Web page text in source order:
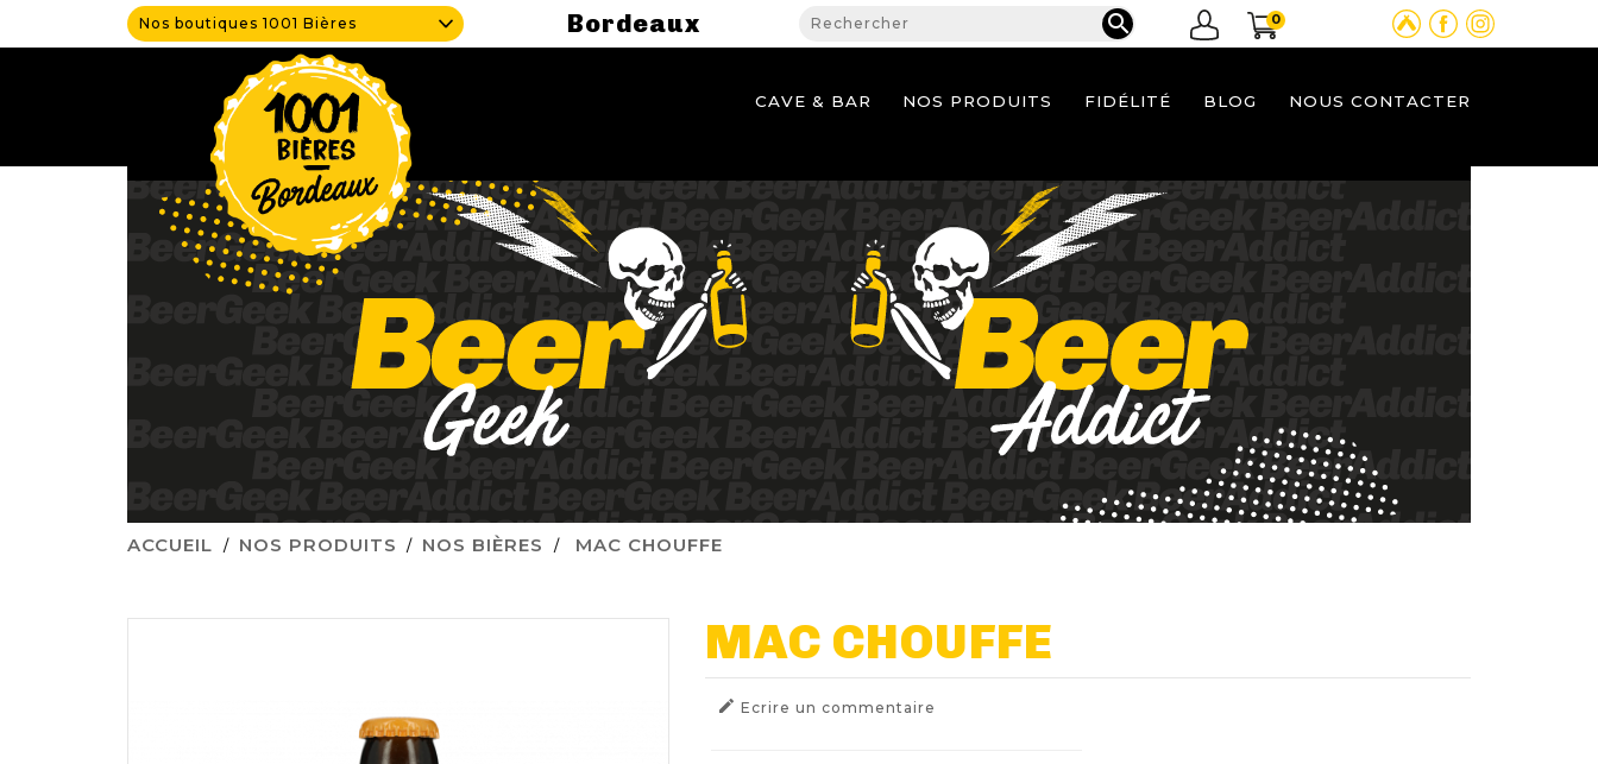
Nos boutiques 1001 Bières Bordeaux  0
CAVE & BAR NOS PRODUITS FIDÉLITÉ BLOG NOUS CONTACTER
ACCUEIL NOS PRODUITS NOS BIÈRES MAC CHOUFFE
MAC CHOUFFE
 Ecrire un commentaire